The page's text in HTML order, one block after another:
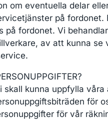
om eventuella delar
på
på fordonet. Vi
av att kunna
kunna uppfylla
för
för vår